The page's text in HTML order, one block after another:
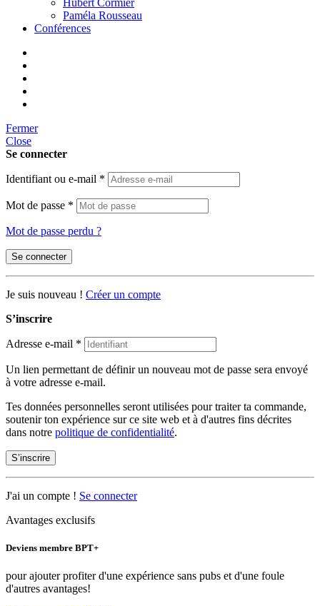
Hubert Cormier
Paméla Rousseau
Conférences
Fermer
Close
Se connecter
Identifiant ou e-mail *
Mot de passe *
Mot de passe perdu ?
Se connecter
Je suis nouveau ! Créer un compte
S’inscrire
Adresse e-mail *
Un lien permettant de définir un nouveau mot de passe sera envoyé
à votre adresse e-mail.
Tes données personnelles seront utilisées pour traiter ta commande,
soutenir ton expérience sur ce site web et à d'autres fins décrites
dans notre politique de confidentialité.
S’inscrire
J'ai un compte ! Se connecter
Avantages exclusifs
Deviens membre BPT+
pour ajouter profiter d'une expérience sans pubs et d'une foule
d'autres avantages!